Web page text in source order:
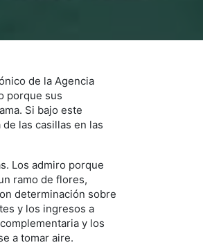
de la Agencia
porque sus
Si bajo este
las casillas en las
Los admiro porque
ramo de flores,
determinación sobre
y los ingresos a
y los
a tomar aire.